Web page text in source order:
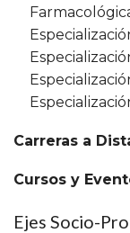
Carreras a
Cursos y
Ejes Socio-